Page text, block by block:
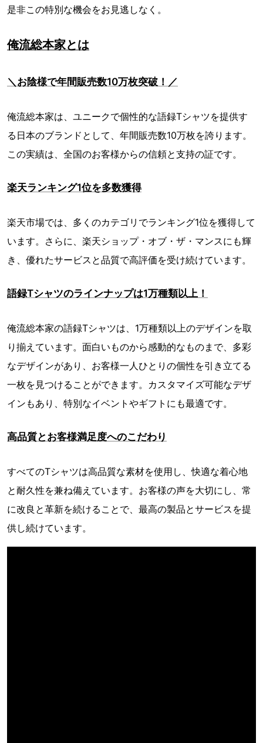
是非この特別な機会をお見逃しなく。
俺流総本家とは
＼お陰様で年間販売数10万枚突破！／
俺流総本家は、ユニークで個性的な語録Tシャツを提供す
る日本のブランドとして、年間販売数10万枚を誇ります。
この実績は、全国のお客様からの信頼と支持の証です。
楽天ランキング1位を多数獲得
楽天市場では、多くのカテゴリでランキング1位を獲得して
います。さらに、楽天ショップ・オブ・ザ・マンスにも輝
き、優れたサービスと品質で高評価を受け続けています。
語録Tシャツのラインナップは1万種類以上！
俺流総本家の語録Tシャツは、1万種類以上のデザインを取
り揃えています。面白いものから感動的なものまで、多彩
なデザインがあり、お客様一人ひとりの個性を引き立てる
一枚を見つけることができます。カスタマイズ可能なデザ
インもあり、特別なイベントやギフトにも最適です。
高品質とお客様満足度へのこだわり
すべてのTシャツは高品質な素材を使用し、快適な着心地
と耐久性を兼ね備えています。お客様の声を大切にし、常
に改良と革新を続けることで、最高の製品とサービスを提
供し続けています。